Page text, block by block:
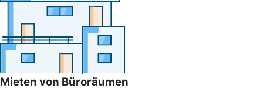
Mieten von Büroräumen